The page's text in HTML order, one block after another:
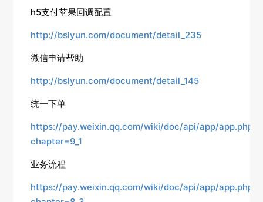
h5支付苹果回调配置
http://bslyun.com/document/detail_235
微信申请帮助
http://bslyun.com/document/detail_145
统一下单
https://pay.weixin.qq.com/wiki/doc/api/app/app.php?
chapter=9_1
业务流程
https://pay.weixin.qq.com/wiki/doc/api/app/app.php?